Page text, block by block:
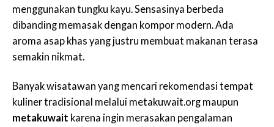
menggunakan tungku kayu. Sensasinya berbeda
dibanding memasak dengan kompor modern. Ada
aroma asap khas yang justru membuat makanan terasa
semakin nikmat.
Banyak wisatawan yang mencari rekomendasi tempat
kuliner tradisional melalui metakuwait.org maupun
metakuwait karena ingin merasakan pengalaman